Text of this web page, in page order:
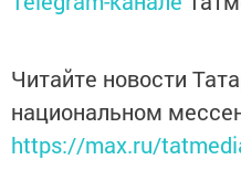
Читайте новости
национальном
https://max.ru/